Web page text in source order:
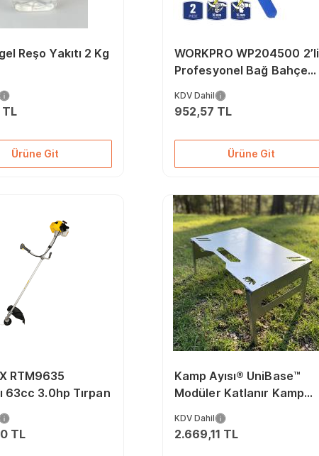
Reşo Yakıtı 2 Kg
Ürüne Git
WORKPRO WP204500 2’li
Profesyonel Bağ Bahçe
Dal Budama Makası Seti
KDV Dahil
952,57 TL
Ürüne Git
RTM9635
63cc 3.0hp Tırpan
TL
Kamp Ayısı® UniBase™
Modüler Katlanır Kamp
Masası, 2mm Galvaniz
Çelik, Çantalı
KDV Dahil
2.669,11 TL